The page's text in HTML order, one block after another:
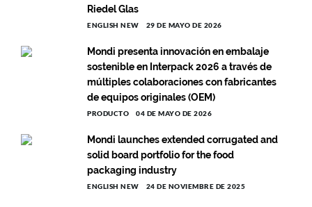
Riedel Glas
ENGLISH NEW 29 DE MAYO DE 2026
Mondi presenta innovación en embalaje
sostenible en Interpack 2026 a través de
múltiples colaboraciones con fabricantes
de equipos originales (OEM)
PRODUCTO 04 DE MAYO DE 2026
Mondi launches extended corrugated and
solid board portfolio for the food
packaging industry
ENGLISH NEW 24 DE NOVIEMBRE DE 2025